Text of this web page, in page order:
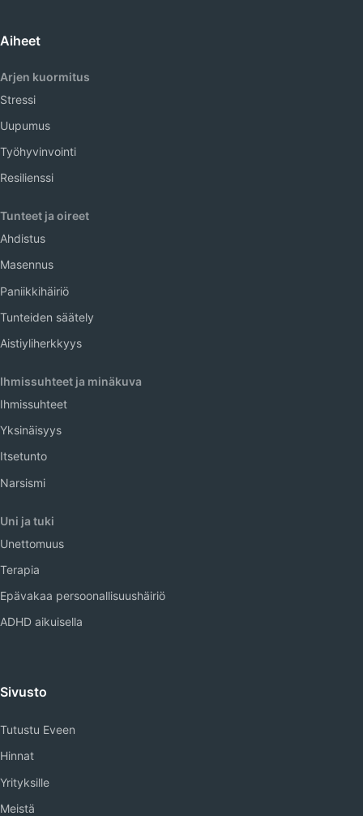
Aiheet
Arjen kuormitus
Stressi
Uupumus
Työhyvinvointi
Resilienssi
Tunteet ja oireet
Ahdistus
Masennus
Paniikkihäiriö
Tunteiden säätely
Aistiyliherkkyys
Ihmissuhteet ja minäkuva
Ihmissuhteet
Yksinäisyys
Itsetunto
Narsismi
Uni ja tuki
Unettomuus
Terapia
Epävakaa persoonallisuushäiriö
ADHD aikuisella
Sivusto
Tutustu Eveen
Hinnat
Yrityksille
Meistä